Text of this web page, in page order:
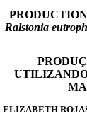
Ralstonia
ELIZABETH